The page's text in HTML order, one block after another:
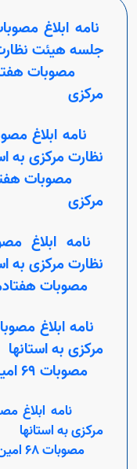
نامه ابلاغ
جلسه هیئت
مصوبات
مرکزی
نامه ابلاغ
نظارت مرکزی به
مصوبات
مرکزی
نامه ابلاغ
نظارت مرکزی به
مصوبات
مرکزی به استانها
مصوبات 69 امین جلسه هیئت نظارت مرکزی
مرکزی به استانها
مصوبات 68 امین جلسه هیئت نظارت مرکزی